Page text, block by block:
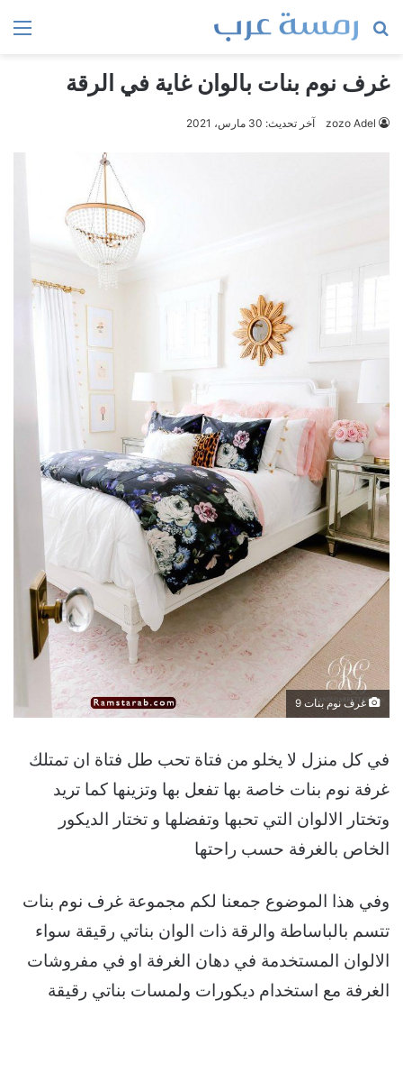
بحث
غرف نوم بنات بالوان غاية في الرقة
zozo Adel آخر تحديث: 30 مارس، 2021
غرف نوم بنات 9
في كل منزل لا يخلو من فتاة تحب طل فتاة ان تمتلك
غرفة نوم بنات خاصة بها تفعل بها وتزينها كما تريد
وتختار الالوان التي تحبها وتفضلها و تختار الديكور
الخاص بالغرفة حسب راحتها
وفي هذا الموضوع جمعنا لكم مجموعة غرف نوم بنات
تتسم بالباساطة والرقة ذات الوان بناتي رقيقة سواء
الالوان المستخدمة في دهان الغرفة او في مفروشات
الغرفة مع استخدام ديكورات ولمسات بناتي رقيقة